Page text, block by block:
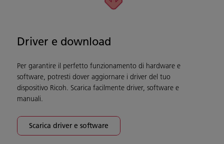
Driver e download
Per garantire il perfetto funzionamento di hardware e
software, potresti dover aggiornare i driver del tuo
dispositivo Ricoh. Scarica facilmente driver, software e
manuali.
Scarica driver e software